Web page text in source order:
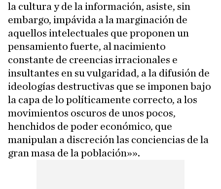
la cultura y de la información, asiste, sin
embargo, impávida a la marginación de
aquellos intelectuales que proponen un
pensamiento fuerte, al nacimiento
constante de creencias irracionales e
insultantes en su vulgaridad, a la difusión de
ideologías destructivas que se imponen bajo
la capa de lo políticamente correcto, a los
movimientos oscuros de unos pocos,
henchidos de poder económico, que
manipulan a discreción las conciencias de la
gran masa de la población»».